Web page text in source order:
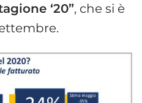
‘20”, che si è